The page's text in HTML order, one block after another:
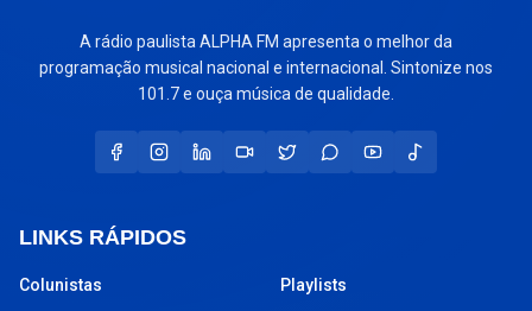
A rádio paulista ALPHA FM apresenta o melhor da
programação musical nacional e internacional. Sintonize nos
101.7 e ouça música de qualidade.
LINKS RÁPIDOS
Colunistas
Playlists